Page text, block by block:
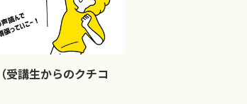
受講生からのクチコ